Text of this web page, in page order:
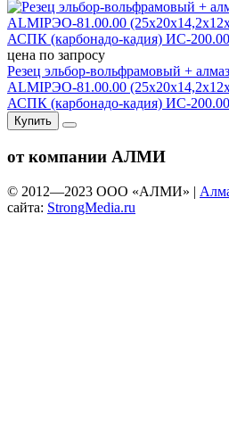
цена по запросу
Резец эльбор-вольфрамовый +
ALMIРЭО-81.00.00
АСПК (карбонадо-кадия) ИС-
Купить
от компании АЛМИ
© 2012—2023 ООО «АЛМИ» |
сайта: StrongMedia.ru